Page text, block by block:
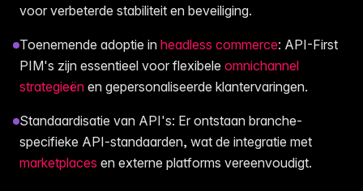
voor verbeterde stabiliteit en beveiliging.
Toenemende adoptie in headless commerce: API-First
PIM's zijn essentieel voor flexibele omnichannel
strategieën en gepersonaliseerde klantervaringen.
Standaardisatie van API's: Er ontstaan branche-
specifieke API-standaarden, wat de integratie met
marketplaces en externe platforms vereenvoudigt.